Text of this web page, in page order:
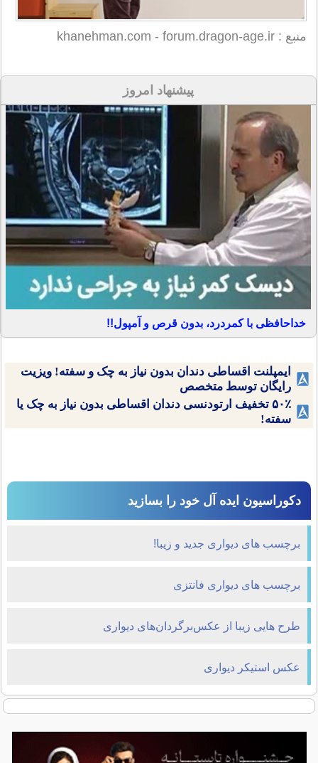
منبع : khanehman.com - forum.dragon-age.ir
پیشنهاد امروز
خداحافظی با کمردرد، بدون قرص و آمپول!!
ایمپلنت اقساطی دندان بدون نیاز به چک و سفته! ویزیت
رایگان توسط متخصص
۵۰٪ تخفیف ارتودنسی دندان اقساطی بدون نیاز به چک یا
سفته!
دکوراسیون ایده آل خود را بسازید
برچسب های دیواری جدید و زیبا!
برچسب های دیواری فانتزی
طرح هایی زیبا از عکس‌برگردان‌های دیواری
عکس استیکر دیواری